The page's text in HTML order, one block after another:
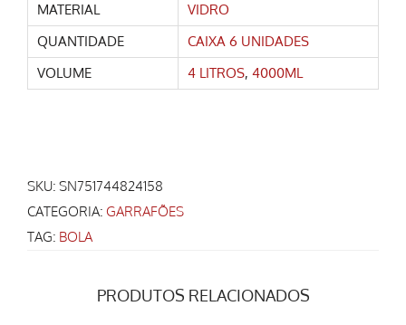
MATERIAL
VIDRO
QUANTIDADE
CAIXA 6 UNIDADES
VOLUME
4 LITROS, 4000ML
SKU: SN751744824158
CATEGORIA: GARRAFÕES
TAG: BOLA
PRODUTOS RELACIONADOS